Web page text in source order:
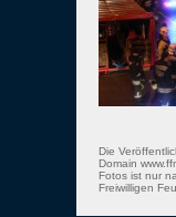
Die
Domain
Fotos ist nur
Freiwilligen